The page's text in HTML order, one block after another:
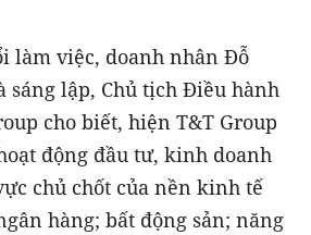
làm việc, doanh nhân Đỗ
sáng lập, Chủ tịch Điều hành
cho biết, hiện T&T Group
động đầu tư, kinh doanh
chủ chốt của nền kinh tế
hàng; bất động sản; năng